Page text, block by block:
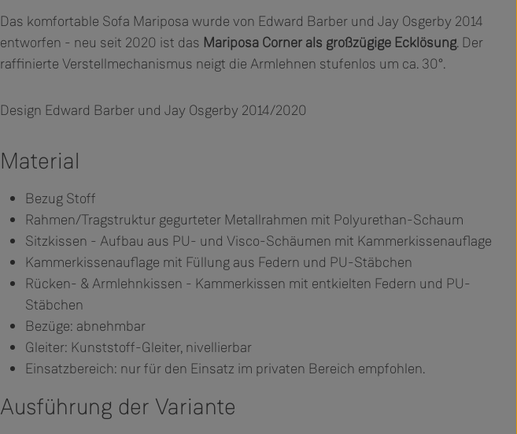
Das komfortable Sofa Mariposa wurde von Edward Barber und Jay Osgerby 2014
entworfen - neu seit 2020 ist das Mariposa Corner als großzügige Ecklösung. Der
raffinierte Verstellmechanismus neigt die Armlehnen stufenlos um ca. 30°.
Design Edward Barber und Jay Osgerby 2014/2020
Material
Bezug Stoff
Rahmen/Tragstruktur gegurteter Metallrahmen mit Polyurethan-Schaum
Sitzkissen - Aufbau aus PU- und Visco-Schäumen mit Kammerkissenauflage
Kammerkissenauflage mit Füllung aus Federn und PU-Stäbchen
Rücken- & Armlehnkissen - Kammerkissen mit entkielten Federn und PU-
Stäbchen
Bezüge: abnehmbar
Gleiter: Kunststoff-Gleiter, nivellierbar
Einsatzbereich: nur für den Einsatz im privaten Bereich empfohlen.
Ausführung der Variante